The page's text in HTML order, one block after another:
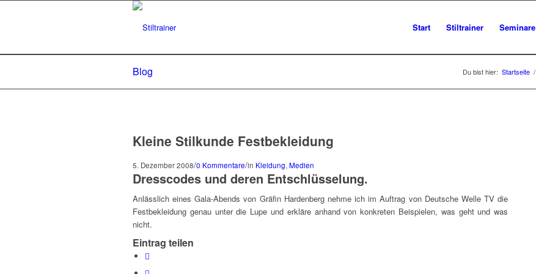
Start Stiltrainer Seminare
Blog Du bist hier: Startseite /
Kleine Stilkunde Festbekleidung
5. Dezember 2008/0 Kommentare/in Kleidung, Medien
Dresscodes und deren Entschlüsselung.
Anlässlich eines Gala-Abends von Gräfin Hardenberg nehme ich im Auftrag von Deutsche Welle TV die
Festbekleidung genau unter die Lupe und erkläre anhand von konkreten Beispielen, was geht und was
nicht.
Eintrag teilen